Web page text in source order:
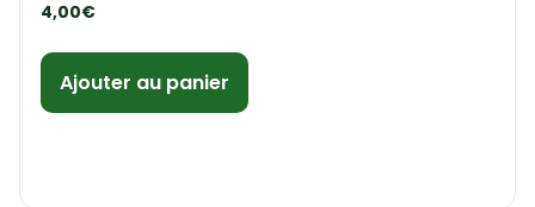
4,00€
Ajouter au panier